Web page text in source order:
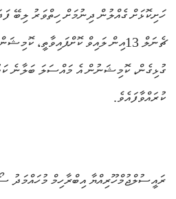
ހަށިކޮޅަށް ގެއްލުން ދިނުމަށް ހިތްވަރު ލިބޭ
ޗެނަލް 13އިން ލައިވް ކޮށްފައިވާތީ،
ގުޅިގެން، ކޮމިޝަނުން އެ މައްސަލަ ބަލާނެ
ކުރައްވާފައެވެ.
ރައީސުލްޖުމްހޫރިއްޔާ އިބްރާހިމް މުހައްމަދު